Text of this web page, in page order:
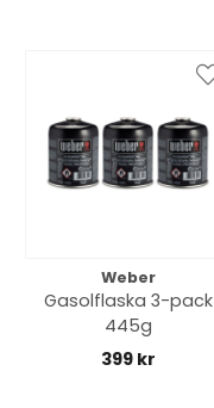
Weber
Gasolflaska 3-pack
445g
399 kr